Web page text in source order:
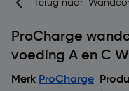
Terug naar
ProCharge
voeding A en C
Merk ProCharge